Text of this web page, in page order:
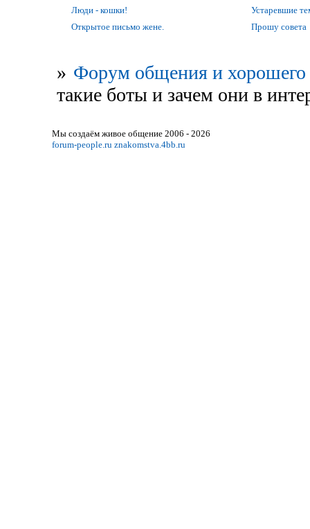
Люди - кошки!
Устаревшие
Открытое письмо жене.
Прошу совета
» Форум общения и хорошего
такие боты и зачем они в
Мы создаём живое общение 2006 - 2026
forum-people.ru znakomstva.4bb.ru